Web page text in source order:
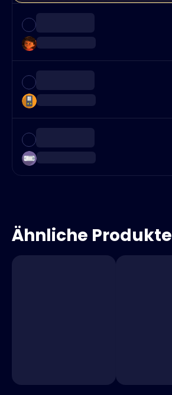
Ähnliche Produkte